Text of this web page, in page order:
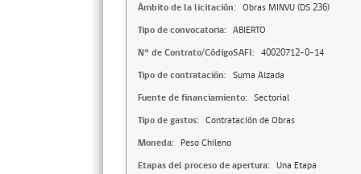
Ámbito de la licitación: Obras MINVU (DS 236)
Tipo de convocatoria: ABIERTO
N° de Contrato/CódigoSAFI: 40020712-0-14
Tipo de contratación: Suma Alzada
Fuente de financiamiento: Sectorial
Tipo de gastos: Contratación de Obras
Moneda: Peso Chileno
Etapas del proceso de apertura: Una Etapa